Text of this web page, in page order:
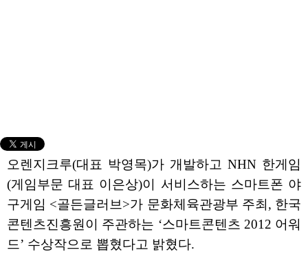
오렌지크루(대표 박영목)가 개발하고 NHN 한게임
(게임부문 대표 이은상)이 서비스하는 스마트폰 야
구게임 <골든글러브>가 문화체육관광부 주최, 한국
콘텐츠진흥원이 주관하는 ‘스마트콘텐츠 2012 어워
드’ 수상작으로 뽑혔다고 밝혔다.